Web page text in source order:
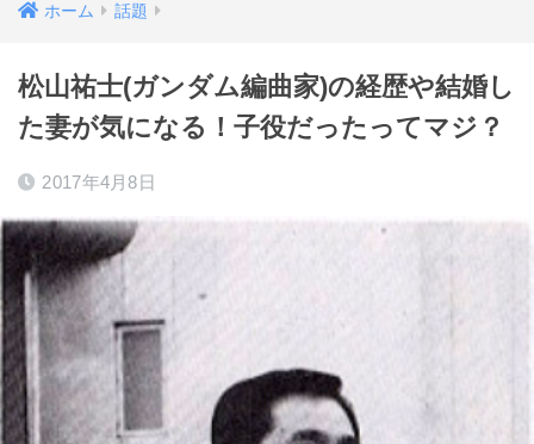
ホーム 話題
松山祐士(ガンダム編曲家)の経歴や結婚し
た妻が気になる！子役だったってマジ？
2017年4月8日